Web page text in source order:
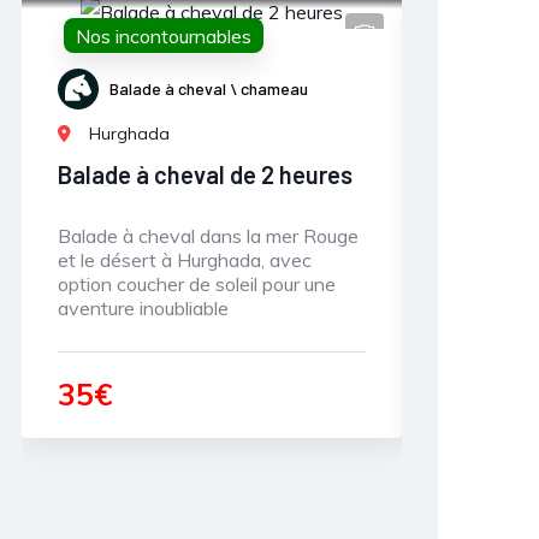
à cheval \ chameau
de 2 heures
dans la mer Rouge
Hurghada, avec
de soleil pour une
Nos incontournables
Speed boat Pack
Location de speed boat privé
semi-privé (3-4h) avec
snorkeling, et îles